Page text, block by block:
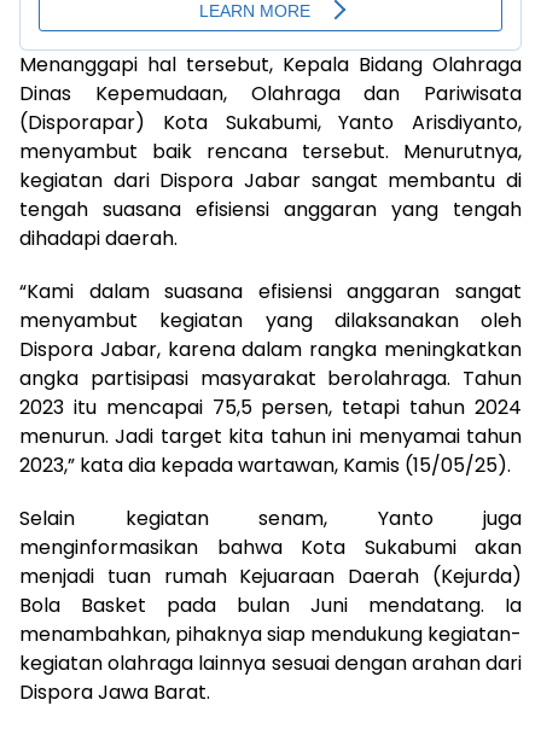
Menanggapi hal tersebut, Kepala Bidang Olahraga
Dinas Kepemudaan, Olahraga dan Pariwisata
(Disporapar) Kota Sukabumi, Yanto Arisdiyanto,
menyambut baik rencana tersebut. Menurutnya,
kegiatan dari Dispora Jabar sangat membantu di
tengah suasana efisiensi anggaran yang tengah
dihadapi daerah.
“Kami dalam suasana efisiensi anggaran sangat
menyambut kegiatan yang dilaksanakan oleh
Dispora Jabar, karena dalam rangka meningkatkan
angka partisipasi masyarakat berolahraga. Tahun
2023 itu mencapai 75,5 persen, tetapi tahun 2024
menurun. Jadi target kita tahun ini menyamai tahun
2023,” kata dia kepada wartawan, Kamis (15/05/25).
Selain kegiatan senam, Yanto juga
menginformasikan bahwa Kota Sukabumi akan
menjadi tuan rumah Kejuaraan Daerah (Kejurda)
Bola Basket pada bulan Juni mendatang. Ia
menambahkan, pihaknya siap mendukung kegiatan-
kegiatan olahraga lainnya sesuai dengan arahan dari
Dispora Jawa Barat.